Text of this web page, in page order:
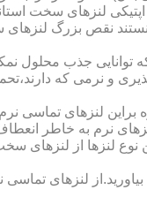
لنزهای سخت
اکسیژن ساخته شده اند،در اواخر دهه ی ۱۹۷۰ و در طول دهه های ۱۹۸۰ و ۱۹۹۰
توانایی جذب محلول
و نرمی که
لنزهای تماسی
نرم به خاطر
نوع لنزها از لنزهای
لنزهای تماسی